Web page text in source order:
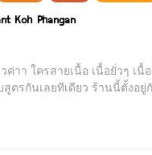
Koh Phangan
อ เนื้อยั่วๆ เนื้อฉ่ำเเบบหน้ากินมากกก หรือใครที่ชื่นชอบ
วจ้าา มีของดีก็ต้องมาเเนะนำกันโหน่ยยย ร้านนี้ชื่อ Ratatouille